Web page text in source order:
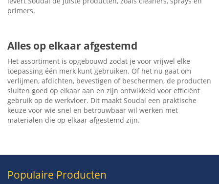
primers.
Alles op elkaar afgestemd
Het assortiment is opgebouwd zodat je voor vrijwel elke
toepassing één merk kunt gebruiken. Of het nu gaat om
verlijmen, afdichten, bevestigen of beschermen, de producten
sluiten goed op elkaar aan en zijn ontwikkeld voor efficiënt
gebruik op de werkvloer. Dit maakt Soudal een praktische
keuze voor wie snel en betrouwbaar wil werken met
materialen die op elkaar afgestemd zijn.
Populaire Producten